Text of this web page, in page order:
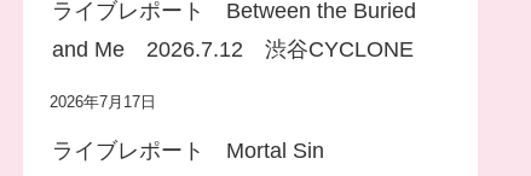
ライブレポート Between the Buried
and Me 2026.7.12 渋谷CYCLONE
2026年7月17日
ライブレポート Mortal Sin